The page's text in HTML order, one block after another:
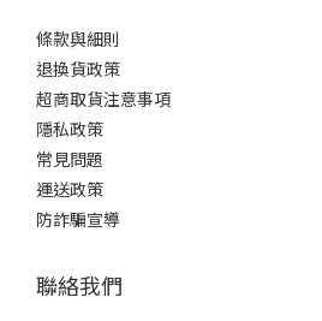
條款與細則
退換貨政策
超商取貨注意事項
隱私政策
常見問題
運送政策
防詐騙宣導
聯絡我們